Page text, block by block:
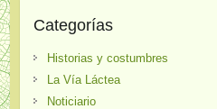
Categorías
Historias y costumbres
La Vía Láctea
Noticiario